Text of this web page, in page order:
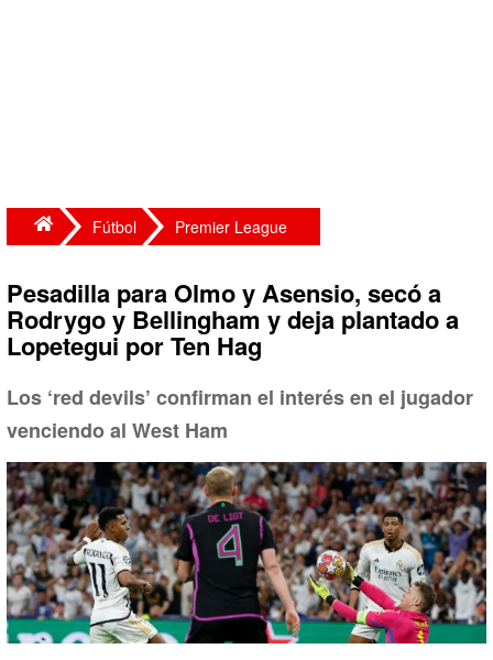
Fútbol Premier League
Pesadilla para Olmo y Asensio, secó a
Rodrygo y Bellingham y deja plantado a
Lopetegui por Ten Hag
Los ‘red devils’ confirman el interés en el jugador
venciendo al West Ham